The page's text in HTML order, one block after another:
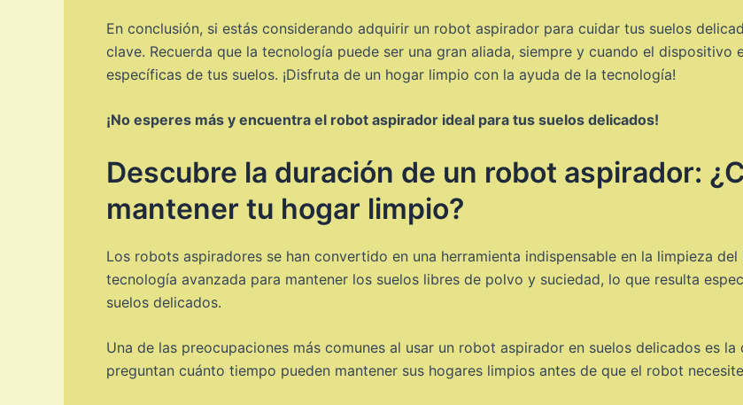
En conclusión, si estás considerando adquirir un robot aspirador para cuidar tus suelos
clave. Recuerda que la tecnología puede ser una gran aliada, siempre y cuando el dispositivo
específicas de tus suelos. ¡Disfruta de un hogar limpio con la ayuda de la tecnología!
¡No esperes más y encuentra el robot aspirador ideal para tus suelos delicados!
Descubre la duración de un robot aspirador:
mantener tu hogar limpio?
Los robots aspiradores se han convertido en una herramienta indispensable en la limpieza
tecnología avanzada para mantener los suelos libres de polvo y suciedad, lo que resulta
suelos delicados.
Una de las preocupaciones más comunes al usar un robot aspirador en suelos delicados es
preguntan cuánto tiempo pueden mantener sus hogares limpios antes de que el robot